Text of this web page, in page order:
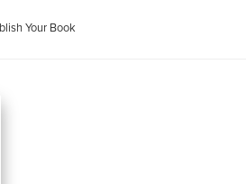
Your Book